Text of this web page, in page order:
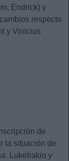
Endrick) y
respecto
y Vinicius
de
la situación de
Lukebakio y